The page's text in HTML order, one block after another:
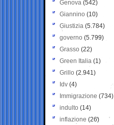
Genova (542)
Giannino (10)
Giustizia (5.784)
governo (5.799)
Grasso (22)
Green Italia (1)
Grillo (2.941)
Idv (4)
Immigrazione (734)
indulto (14)
inflazione (26)